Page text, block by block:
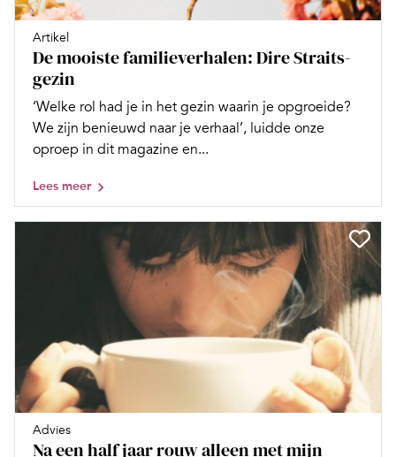
Artikel
De mooiste familieverhalen: Dire Straits-
gezin
‘Welke rol had je in het gezin waarin je opgroeide?
We zijn benieuwd naar je verhaal’, luidde onze
oproep in dit magazine en...
Lees meer
Advies
Na een half jaar rouw alleen met mijn